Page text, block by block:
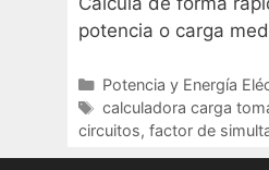
potencia o carga
Categorías
Potencia y Energía
Etiquetas
calculadora carga
circuitos, factor de